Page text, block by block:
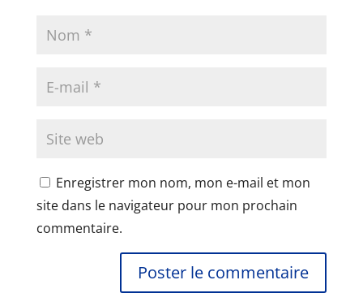
Enregistrer mon nom, mon e-mail et mon
site dans le navigateur pour mon prochain
commentaire.